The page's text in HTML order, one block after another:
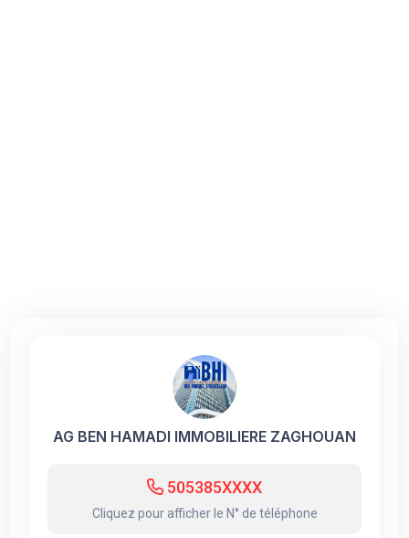
AG BEN HAMADI IMMOBILIERE ZAGHOUAN
505385XXXX
Cliquez pour afficher le N° de téléphone